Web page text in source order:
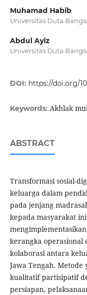
Muhamad Habib
Universitas Duta
Abdul Ayiz
Universitas Duta
DOI: https://doi.org/
Keywords: Akhlak
ABSTRACT
Transformasi sosial-
keluarga dalam
pada jenjang
kepada masyarakat
mengimplementasikan
kerangka operasional
kolaborasi antara
Jawa Tengah.
kualitatif partisipatif
persiapan,